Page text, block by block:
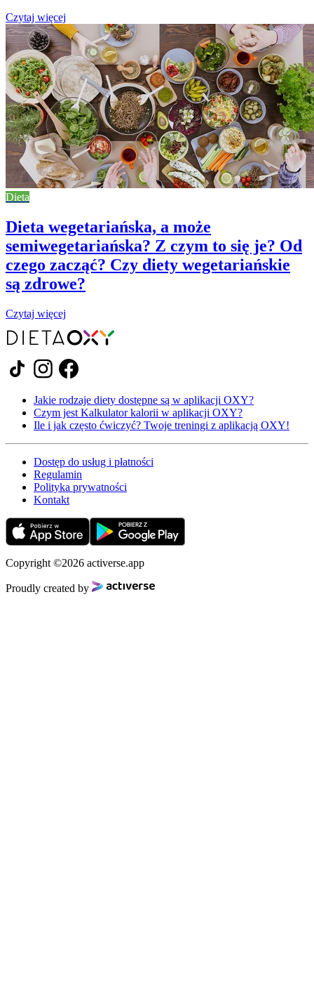
Czytaj więcej
Dieta
Dieta wegetariańska, a może
semiwegetariańska? Z czym to się je? Od
czego zacząć? Czy diety wegetariańskie
są zdrowe?
Czytaj więcej
Jakie rodzaje diety dostępne są w aplikacji OXY?
Czym jest Kalkulator kalorii w aplikacji OXY?
Ile i jak często ćwiczyć? Twoje treningi z aplikacją OXY!
Dostęp do usług i płatności
Regulamin
Polityka prywatności
Kontakt
Copyright ©2026 activerse.app
Proudly created by